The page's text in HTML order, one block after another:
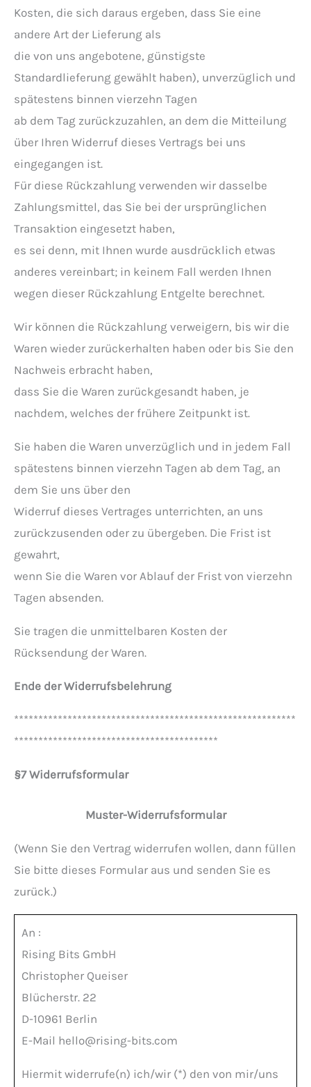
Kosten, die sich daraus ergeben, dass Sie eine
andere Art der Lieferung als
die von uns angebotene, günstigste
Standardlieferung gewählt haben), unverzüglich und
spätestens binnen vierzehn Tagen
ab dem Tag zurückzuzahlen, an dem die Mitteilung
über Ihren Widerruf dieses Vertrags bei uns
eingegangen ist.
Für diese Rückzahlung verwenden wir dasselbe
Zahlungsmittel, das Sie bei der ursprünglichen
Transaktion eingesetzt haben,
es sei denn, mit Ihnen wurde ausdrücklich etwas
anderes vereinbart; in keinem Fall werden Ihnen
wegen dieser Rückzahlung Entgelte berechnet.
Wir können die Rückzahlung verweigern, bis wir die
Waren wieder zurückerhalten haben oder bis Sie den
Nachweis erbracht haben,
dass Sie die Waren zurückgesandt haben, je
nachdem, welches der frühere Zeitpunkt ist.
Sie haben die Waren unverzüglich und in jedem Fall
spätestens binnen vierzehn Tagen ab dem Tag, an
dem Sie uns über den
Widerruf dieses Vertrages unterrichten, an uns
zurückzusenden oder zu übergeben. Die Frist ist
gewahrt,
wenn Sie die Waren vor Ablauf der Frist von vierzehn
Tagen absenden.
Sie tragen die unmittelbaren Kosten der
Rücksendung der Waren.
Ende der Widerrufsbelehrung
**********************************************************
******************************************
§7 Widerrufsformular
Muster-Widerrufsformular
(Wenn Sie den Vertrag widerrufen wollen, dann füllen
Sie bitte dieses Formular aus und senden Sie es
zurück.)
An :
Rising Bits GmbH
Christopher Queiser
Blücherstr. 22
D-10961 Berlin
E-Mail hello@rising-bits.com
Hiermit widerrufe(n) ich/wir (*) den von mir/uns